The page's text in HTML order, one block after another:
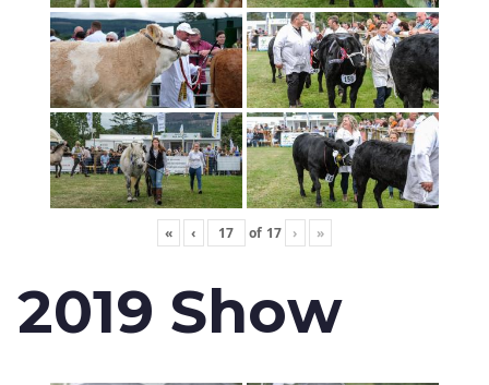
« ‹ of 17 › »
2019 Show